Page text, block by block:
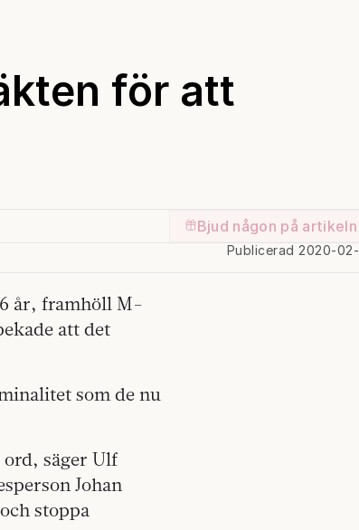
för att
Bjud någon på artikeln
Publicerad 2020-02-
år, framhöll M-
att det
som de nu
ord, säger Ulf
Johan
stoppa